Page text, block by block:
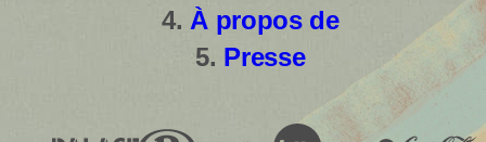
À propos de
Presse